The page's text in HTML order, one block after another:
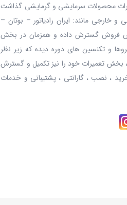
فروش و تعمیرات محصولات سرمایشی و گرمایشی گذاشت
خارجی مانند: ایران رادیاتور – بوتان –
فروش گسترش داده و همزمان در بخش
و تکنسین های دوره دیده که زیر نظر
بخش تعمیرات خود را نیز تکمیل و گسترش
، نصب ، گارانتی ، پشتیبانی و خدمات